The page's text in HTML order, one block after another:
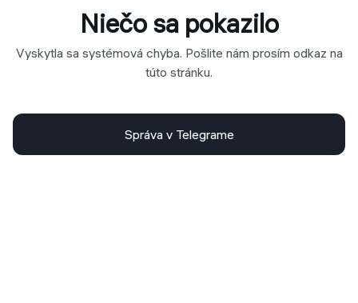
Niečo sa pokazilo
Vyskytla sa systémová chyba. Pošlite nám prosím odkaz na
túto stránku.
Správa v Telegrame